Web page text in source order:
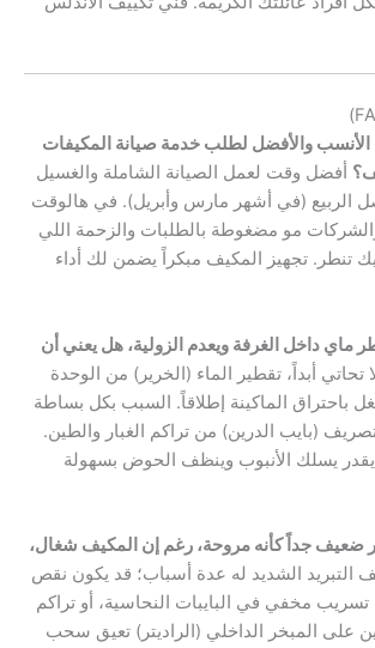
الأنسب والأفضل لطلب خدمة صيانة المكيفات
أفضل وقت لعمل الصيانة الشاملة والغسيل
الربيع (في أشهر مارس وأبريل). في هالوقت
مو مضغوطة بالطلبات والزحمة اللي
تنطر. تجهيز المكيف مبكراً يضمن لك أداء
ماي داخل الغرفة ويعدم الزولية، هل يعني أن
تحاتي أبداً، تقطير الماء (الخرير) من الوحدة
باحتراق الماكينة إطلاقاً. السبب بكل بساطة
(بايب الدرين) من تراكم الغبار والطين.
يقدر يسلك الأنبوب وينظف الحوض بسهولة
ضعيف جداً كأنه مروحة، رغم إن المكيف شغال،
التبريد الشديد له عدة أسباب؛ قد يكون نقص
تسريب مخفي في البايبات النحاسية، أو تراكم
على المبخر الداخلي (الراديتر) تعيق سحب